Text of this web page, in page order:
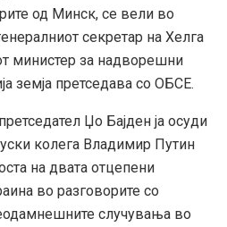
од Минск, се вели во
секретар на Хелга
министер за надворешни
земја претседава со ОБСЕ.
Џо Бајден ја осуди
колега Владимир Путин
на двата отцепени
во разговорите со
случувања во